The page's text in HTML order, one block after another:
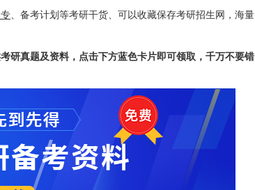
、备考计划等考研干货、可以收藏保存考研招生网，海量
真题及资料，点击下方蓝色卡片即可领取，千万不要错